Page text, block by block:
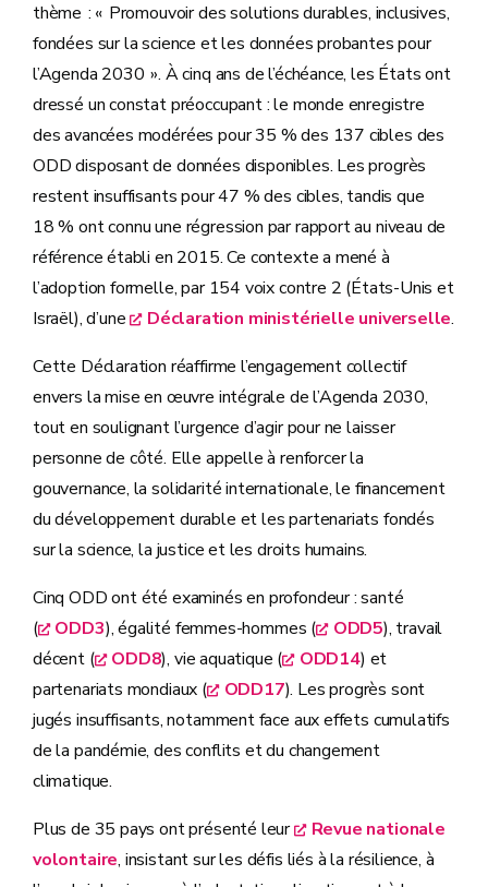
thème : « Promouvoir des solutions durables, inclusives,
fondées sur la science et les données probantes pour
l’Agenda 2030 ». À cinq ans de l’échéance, les États ont
dressé un constat préoccupant : le monde enregistre
des avancées modérées pour 35 % des 137 cibles des
ODD disposant de données disponibles. Les progrès
restent insuffisants pour 47 % des cibles, tandis que
18 % ont connu une régression par rapport au niveau de
référence établi en 2015. Ce contexte a mené à
l’adoption formelle, par 154 voix contre 2 (États-Unis et
Israël), d’une
Déclaration ministérielle universelle.
Cette Déclaration réaffirme l’engagement collectif
envers la mise en œuvre intégrale de l’Agenda 2030,
tout en soulignant l’urgence d’agir pour ne laisser
personne de côté. Elle appelle à renforcer la
gouvernance, la solidarité internationale, le financement
du développement durable et les partenariats fondés
sur la science, la justice et les droits humains.
Cinq ODD ont été examinés en profondeur : santé
(
ODD3), égalité femmes-hommes ( ODD5), travail
décent (
ODD8), vie aquatique ( ODD14) et
partenariats mondiaux (
ODD17). Les progrès sont
jugés insuffisants, notamment face aux effets cumulatifs
de la pandémie, des conflits et du changement
climatique.
Plus de 35 pays ont présenté leur
Revue nationale
volontaire, insistant sur les défis liés à la résilience, à